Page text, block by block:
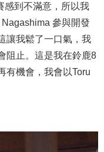
感到不滿意，所以我
參與開發
讓我鬆了一口氣，我
阻止。這是我在鈴鹿8
有機會，我會以Toru